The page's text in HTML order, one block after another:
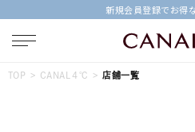
新規会員登録でお得
TOP CANAL４℃ 店舗一覧